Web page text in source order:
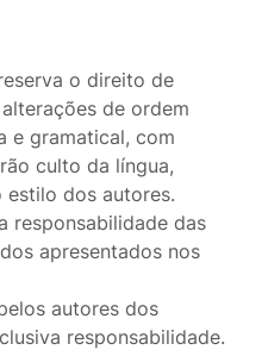
o direito de
de ordem
e gramatical, com
culto da língua,
estilo dos autores.
responsabilidade das
apresentados nos
autores dos
responsabilidade.